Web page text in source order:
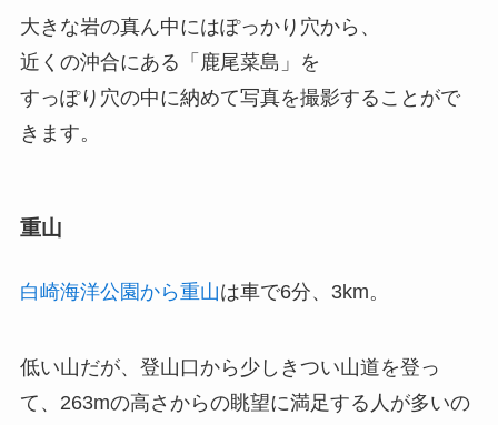
大きな岩の真ん中にはぽっかり穴から、
近くの沖合にある「鹿尾菜島」を
すっぽり穴の中に納めて写真を撮影することがで
きます。
重山
白崎海洋公園から重山は車で6分、3km。
低い山だが、登山口から少しきつい山道を登っ
て、263mの高さからの眺望に満足する人が多いの